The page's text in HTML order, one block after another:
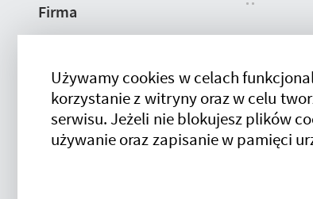
Firma
Używamy cookies w celach
korzystanie z witryny oraz w celu
serwisu. Jeżeli nie blokujesz plików
używanie oraz zapisanie w pamięci